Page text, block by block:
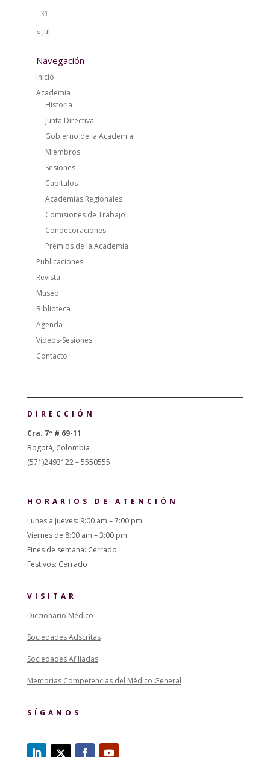
31
« Jul
Navegación
Inicio
Academia
Historia
Junta Directiva
Gobierno de la Academia
Miembros
Sesiones
Capítulos
Academias Regionales
Comisiones de Trabajo
Condecoraciones
Premios de la Academia
Publicaciones
Revista
Museo
Biblioteca
Agenda
Videos-Sesiones
Contacto
DIRECCIÓN
Cra. 7ª # 69-11
Bogotá, Colombia
(571)2493122 – 5550555
HORARIOS DE ATENCIÓN
Lunes a jueves: 9:00 am – 7:00 pm
Viernes de 8:00 am – 3:00 pm
Fines de semana: Cerrado
Festivos: Cerrado
VISITAR
Diccionario Médico
Sociedades Adscritas
Sociedades Afiliadas
Memorias Competencias del Médico General
SÍGANOS